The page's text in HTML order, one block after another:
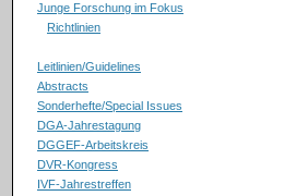
Junge Forschung im Fokus
Richtlinien
Leitlinien/Guidelines
Abstracts
Sonderhefte/Special Issues
DGA-Jahrestagung
DGGEF-Arbeitskreis
DVR-Kongress
IVF-Jahrestreffen